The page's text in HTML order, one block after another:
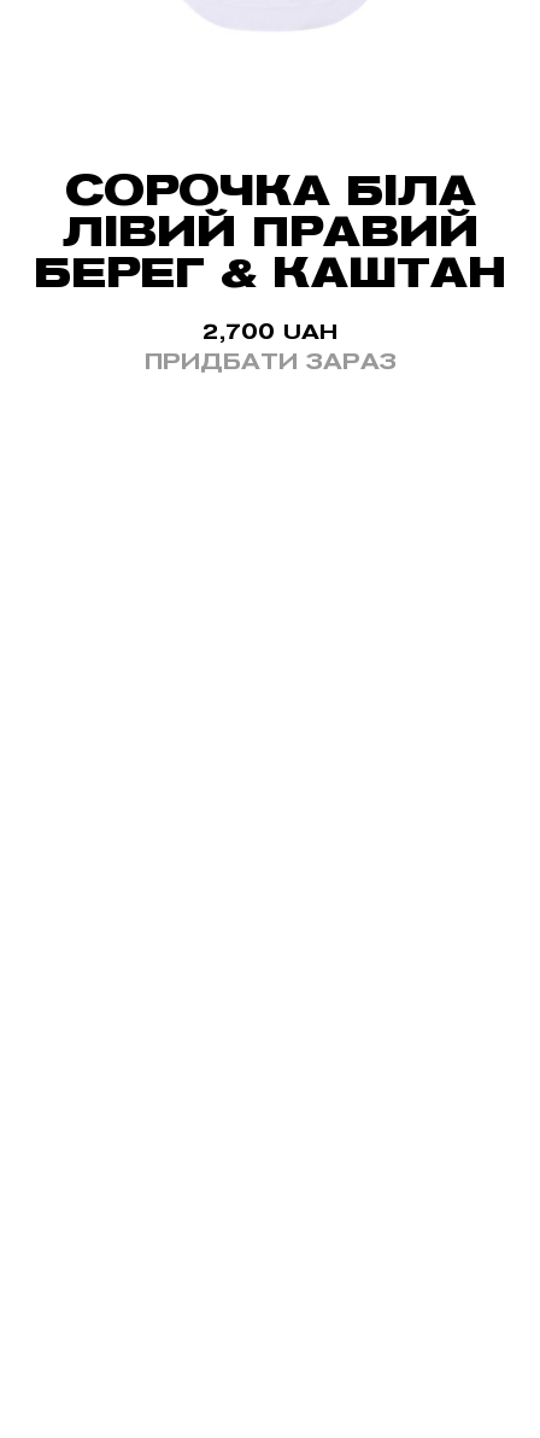
СОРОЧКА БІЛА
ЛІВИЙ ПРАВИЙ
БЕРЕГ & КАШТАН
2,700 UAH
ПРИДБАТИ ЗАРАЗ